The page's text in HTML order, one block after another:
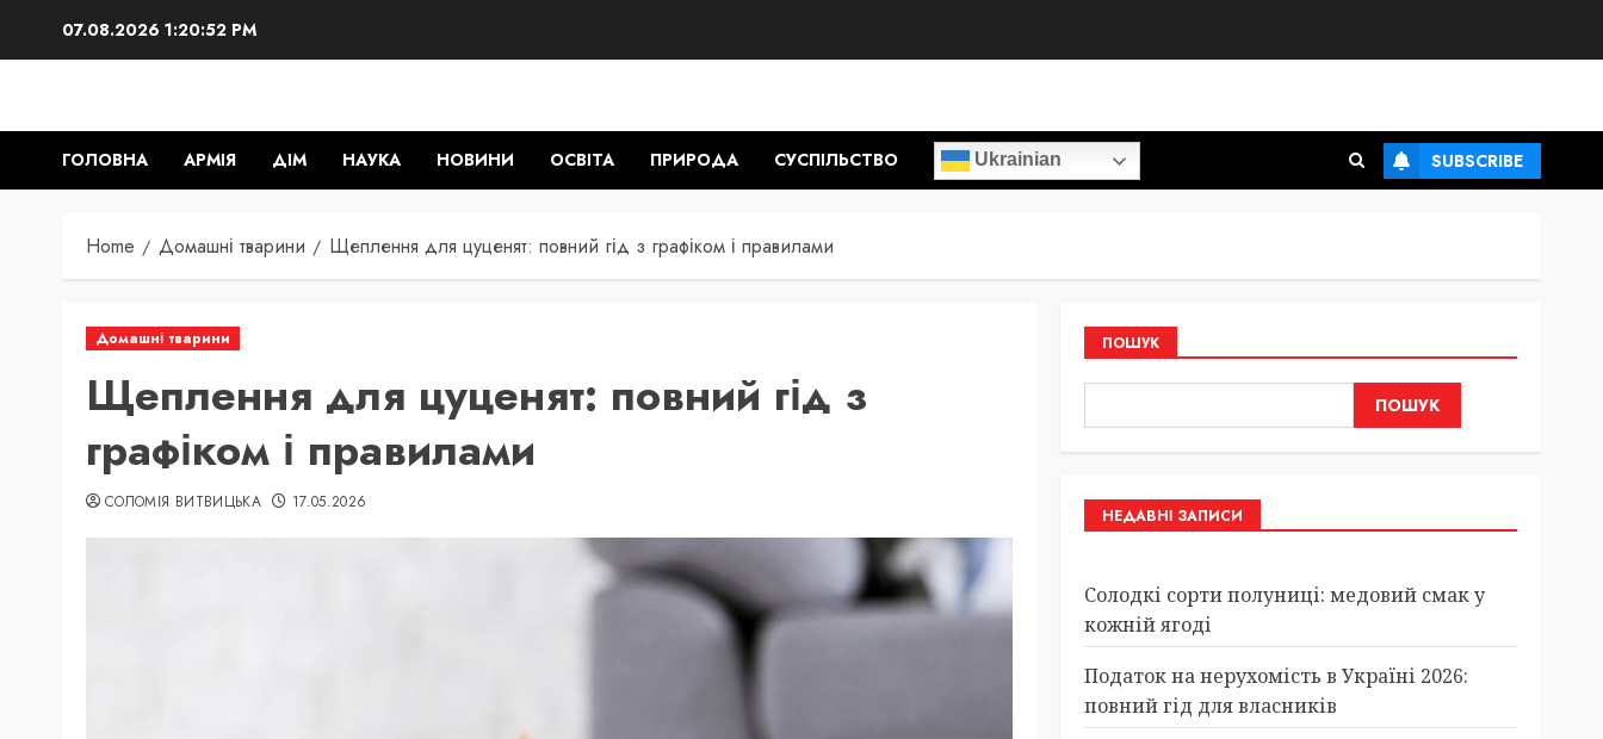
07.08.2026 1:20:53 PM
ГОЛОВНА АРМІЯ ДІМ НАУКА НОВИНИ ОСВІТА ПРИРОДА СУСПІЛЬСТВО Ukrainian SUBSCRIBE
Home Домашні тварини Щеплення для цуценят: повний гід з графіком і правилами
Домашні тварини
Щеплення для цуценят: повний гід з
графіком і правилами
СОЛОМІЯ ВИТВИЦЬКА 17.05.2026
ПОШУК
ПОШУК
НЕДАВНІ ЗАПИСИ
Солодкі сорти полуниці: медовий смак у
кожній ягоді
Податок на нерухомість в Україні 2026:
повний гід для власників